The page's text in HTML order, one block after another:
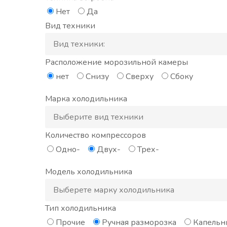
Нет
Да
Вид техники
Расположение морозильной камеры
нет
Снизу Сверху
Сбоку
Марка холодильника
Количество компрессоров
Одно-
Двух-
Трех-
Модель холодильника
Тип холодильника
Прочие
Ручная разморозка